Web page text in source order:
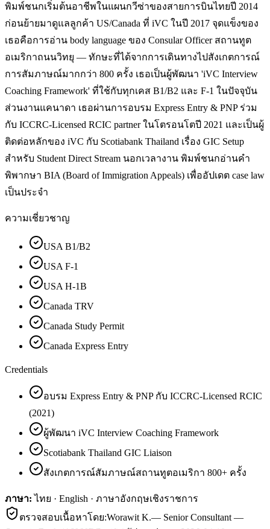
พิมพ์ชนกเริ่มต้นอาชีพในแผนกวีซ่าของสายการบินไทยปี 2014
ก่อนย้ายมาดูแลลูกค้า US/Canada ที่ iVC ในปี 2017 จุดแข็งของ
เธอคือการอ่าน body language ของ Consular Officer สถานทูต
อเมริกาถนนวิทยุ — ทักษะที่ได้จากการเดินทางไปสังเกตการณ์
การสัมภาษณ์มากกว่า 800 ครั้ง เธอเป็นผู้พัฒนา 'iVC Interview
Coaching Framework' ที่ใช้กับทุกเคส B1/B2 และ F-1 ในปัจจุบัน
ส่วนงานแคนาดา เธอผ่านการอบรม Express Entry & PNP ร่วม
กับ ICCRC-Licensed RCIC partner ในโตรอนโตปี 2021 และเป็นผู้
ติดต่อหลักของ iVC กับ Scotiabank Thailand เรื่อง GIC Setup
สำหรับ Student Direct Stream นอกเวลางาน พิมพ์ชนกอ่านคำ
พิพากษา BIA (Board of Immigration Appeals) เพื่ออัปเดต case law
เป็นประจำ
ความเชี่ยวชาญ
USA B1/B2
USA F-1
USA H-1B
Canada TRV
Canada Study Permit
Canada Express Entry
Credentials
อบรม Express Entry & PNP กับ ICCRC-Licensed RCIC
(2021)
ผู้พัฒนา iVC Interview Coaching Framework
Scotiabank Thailand GIC Liaison
สังเกตการณ์สัมภาษณ์สถานทูตอเมริกา 800+ ครั้ง
ภาษา: ไทย · English · ภาษาอังกฤษเชิงราชการ
ตรวจสอบเนื้อหาโดย:Worawit K.— Senior Consultant —